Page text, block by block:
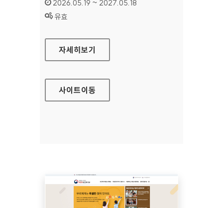
인증기간 :
2026.05.19 ~ 2027.05.18
상태 :
유효
시흥도시공사 대표
자세히보기
사이트이동